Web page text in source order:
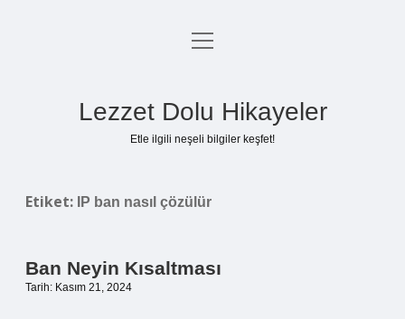
Anasayfa
menüyü
Lezzet Dolu Hikayeler
Etle ilgili neşeli bilgiler keşfet!
Etiket: IP ban nasıl çözülür
Ban Neyin Kısaltması
Tarih: Kasım 21, 2024